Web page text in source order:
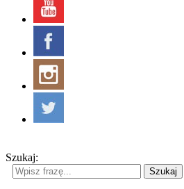
Szukaj:
Szukaj